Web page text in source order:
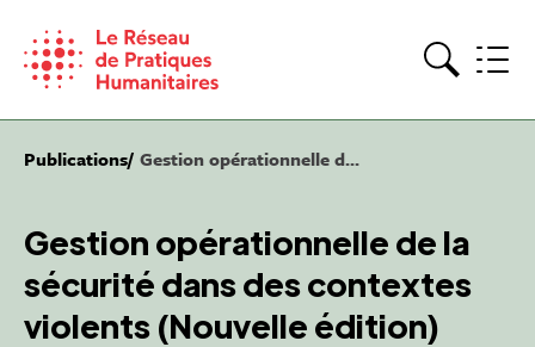
content
Publications Gestion opérationnelle d...
Gestion opérationnelle de la
sécurité dans des contextes
violents (Nouvelle édition)